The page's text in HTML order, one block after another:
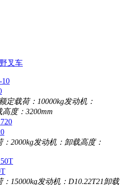
叉车
定载荷： 10000kg​发动机：
高度： 3200mm
2000kg​发动机： ​卸载高度：
15000kg​发动机： D10.22T21 ​卸载